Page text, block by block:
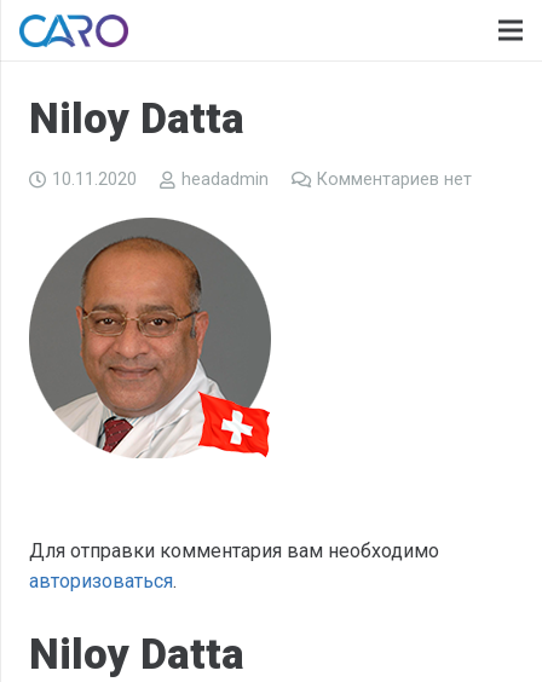
Niloy Datta
10.11.2020 headadmin Комментариев нет
Для отправки комментария вам необходимо
авторизоваться.
Niloy Datta